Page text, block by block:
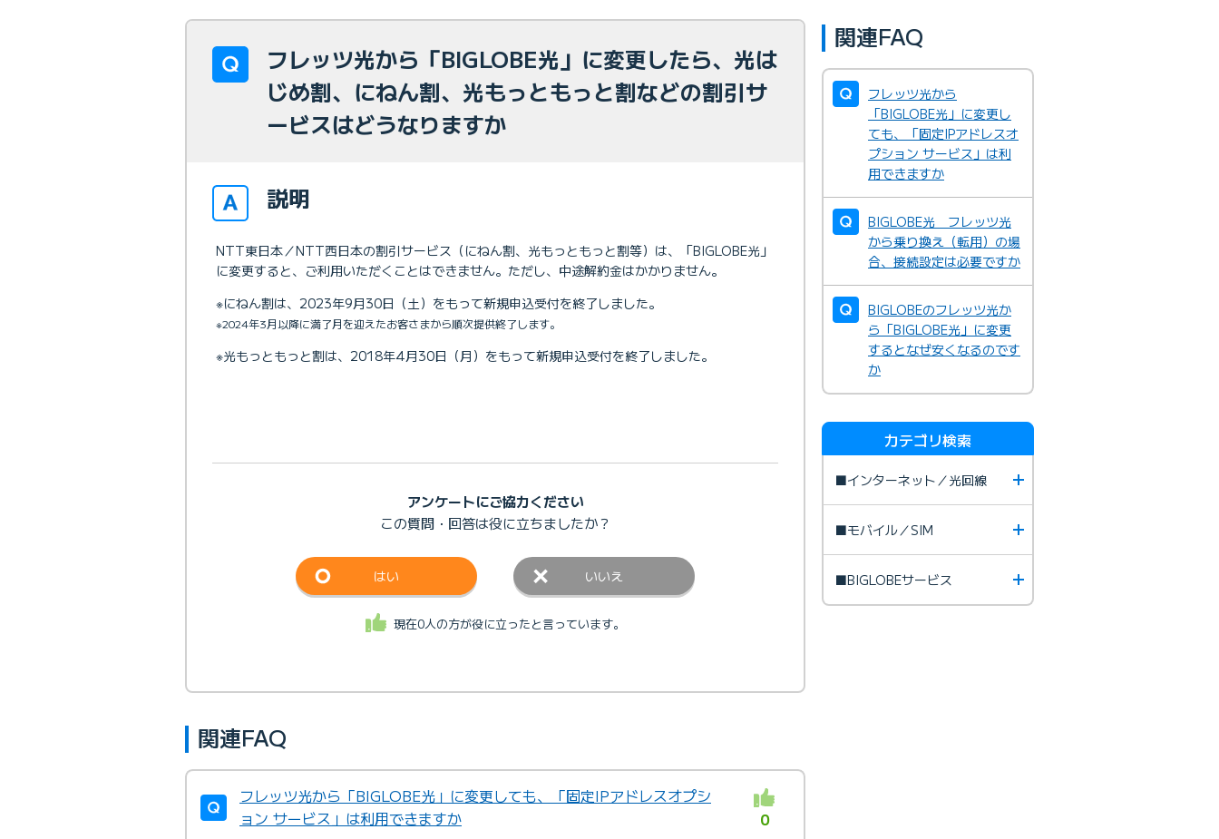
フレッツ光から「BIGLOBE光」に変更したら、光は
じめ割、にねん割、光もっともっと割などの割引サ
ービスはどうなりますか
説明
NTT東日本／NTT西日本の割引サービス（にねん割、光もっともっと割等）は、「BIGLOBE光」
に変更すると、ご利用いただくことはできません。ただし、中途解約金はかかりません。
※にねん割は、2023年9月30日（土）をもって新規申込受付を終了しました。
※2024年3月以降に満了月を迎えたお客さまから順次提供終了します。
※光もっともっと割は、2018年4月30日（月）をもって新規申込受付を終了しました。
アンケートにご協力ください
この質問・回答は役に立ちましたか？
はい いいえ
現在0人の方が役に立ったと言っています。
関連FAQ
フレッツ光から「BIGLOBE光」に変更しても、「固定IPアドレスオプシ
ョン サービス」は利用できますか
0
関連FAQ
フレッツ光から
「BIGLOBE光」に変更し
ても、「固定IPアドレスオ
プション サービス」は利
用できますか
BIGLOBE光 フレッツ光
から乗り換え（転用）の場
合、接続設定は必要ですか
BIGLOBEのフレッツ光か
ら「BIGLOBE光」に変更
するとなぜ安くなるのです
か
カテゴリ検索
■インターネット／光回線
■モバイル／SIM
■BIGLOBEサービス